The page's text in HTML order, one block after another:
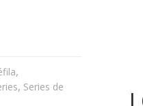
,
, Series de